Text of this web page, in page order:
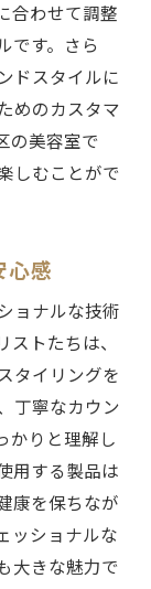
合わせて調整
です。さら
ドスタイルに
めのカスタマ
の美容室で
しむことがで
心感
ョナルな技術
ストたちは、
タイリングを
丁寧なカウン
かりと理解し
用する製品は
康を保ちなが
ッショナルな
大きな魅力で